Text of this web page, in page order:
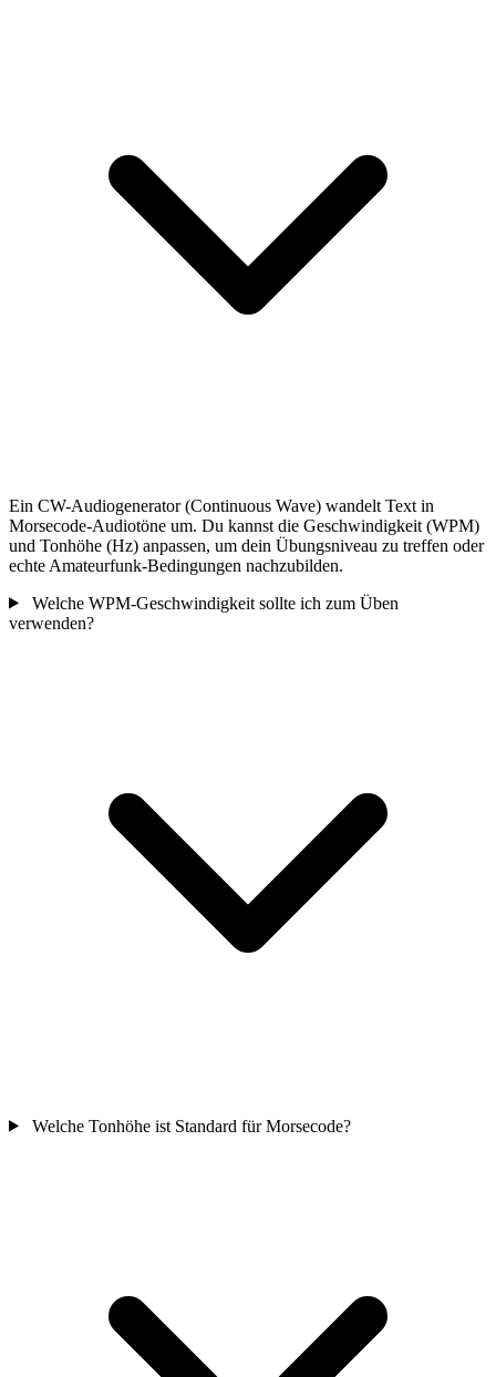
Ein CW-Audiogenerator (Continuous Wave) wandelt Text in
Morsecode-Audiotöne um. Du kannst die Geschwindigkeit (WPM)
und Tonhöhe (Hz) anpassen, um dein Übungsniveau zu treffen oder
echte Amateurfunk-Bedingungen nachzubilden.
Welche WPM-Geschwindigkeit sollte ich zum Üben
verwenden?
Welche Tonhöhe ist Standard für Morsecode?